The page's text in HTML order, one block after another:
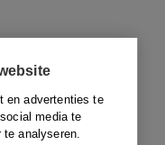
en advertenties te
media te
te analyseren.
van Ramses